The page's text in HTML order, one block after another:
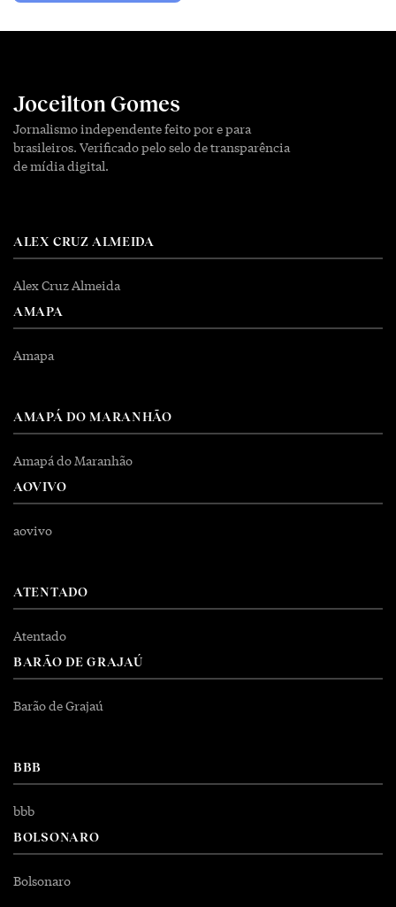
Joceilton Gomes
Jornalismo independente feito por e para
brasileiros. Verificado pelo selo de transparência
de mídia digital.
ALEX CRUZ ALMEIDA
Alex Cruz Almeida
AMAPA
Amapa
AMAPÁ DO MARANHÃO
Amapá do Maranhão
AOVIVO
aovivo
ATENTADO
Atentado
BARÃO DE GRAJAÚ
Barão de Grajaú
BBB
bbb
BOLSONARO
Bolsonaro